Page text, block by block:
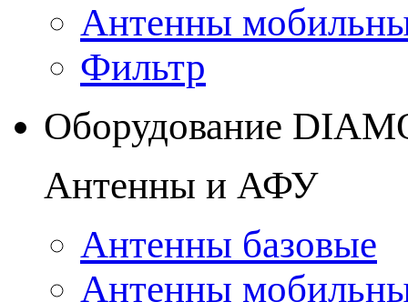
Антенны
Фильтр
Оборудование
Антенны и АФУ
Антенны базовые
Антенны